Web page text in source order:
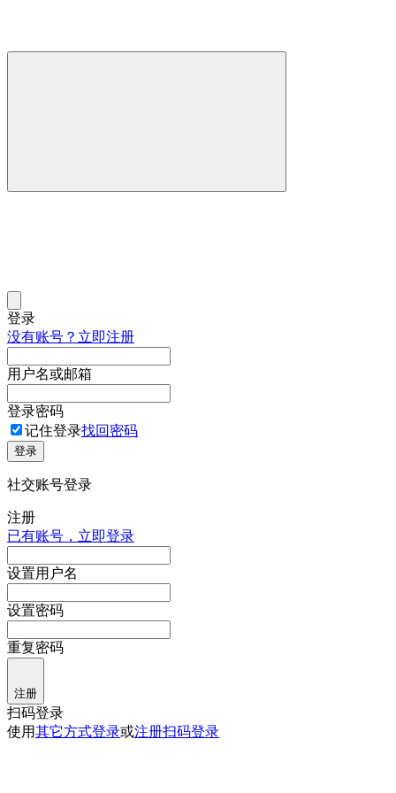
登录
没有账号？立即注册
用户名或邮箱
登录密码
记住登录找回密码
登录
社交账号登录
注册
已有账号，立即登录
设置用户名
设置密码
重复密码
注册
扫码登录
使用其它方式登录或注册扫码登录